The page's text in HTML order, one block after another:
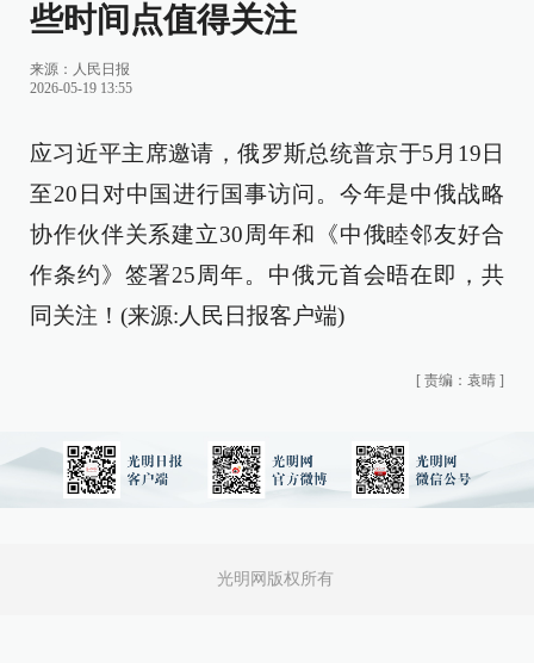
些时间点值得关注
来源： 人民日报
2026-05-19 13:55
应习近平主席邀请，俄罗斯总统普京于5月19日
至20日对中国进行国事访问。今年是中俄战略
协作伙伴关系建立30周年和《中俄睦邻友好合
作条约》签署25周年。中俄元首会晤在即，共
同关注！(来源:人民日报客户端)
[ 责编：袁晴 ]
光明网版权所有